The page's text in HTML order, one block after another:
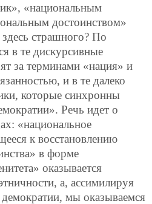
«национальным
достоинством»
страшного? По
в те дискурсивные
за терминами «нация» и
и в те далеко
которые синхронны
Речь идет о
«национальное
к восстановлению
в форме
оказывается
а, ассимилируя
демократии, мы оказываемся